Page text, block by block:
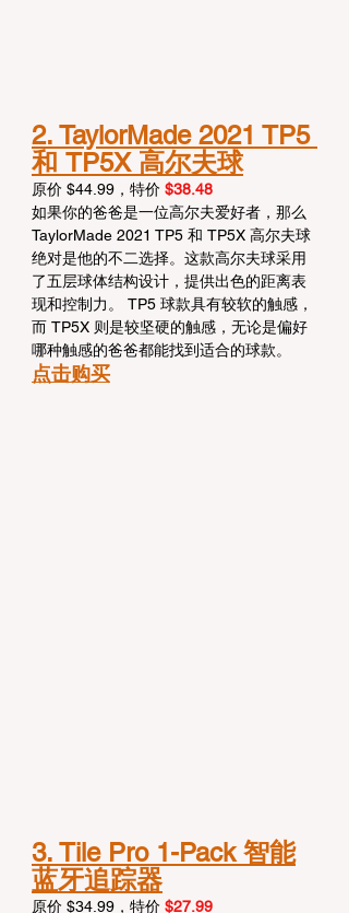
2. TaylorMade 2021 TP5
和 TP5X 高尔夫球
原价 $44.99，特价 $38.48
如果你的爸爸是一位高尔夫爱好者，那么
TaylorMade 2021 TP5 和 TP5X 高尔夫球
绝对是他的不二选择。这款高尔夫球采用
了五层球体结构设计，提供出色的距离表
现和控制力。 TP5 球款具有较软的触感，
而 TP5X 则是较坚硬的触感，无论是偏好
哪种触感的爸爸都能找到适合的球款。
点击购买
3. Tile Pro 1-Pack 智能
蓝牙追踪器
原价 $34.99，特价 $27.99